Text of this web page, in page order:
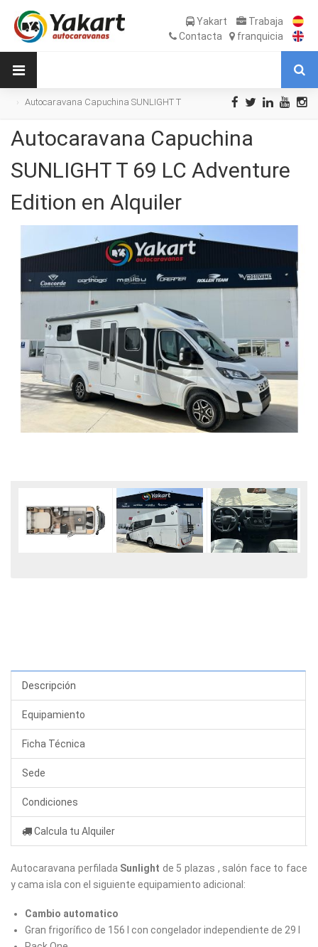
Yakart
Trabaja
Contacta
franquicia
Autocaravana Capuchina SUNLIGHT T
Autocaravana Capuchina
SUNLIGHT T 69 LC Adventure
Edition en Alquiler
Descripción
Equipamiento
Ficha Técnica
Sede
Condiciones
Calcula tu Alquiler
Autocaravana perfilada Sunlight de 5 plazas , salón face to face
y cama isla con el siguiente equipamiento adicional:
Cambio automatico
Gran frigorífico de 156 l con congelador independiente de 29 l